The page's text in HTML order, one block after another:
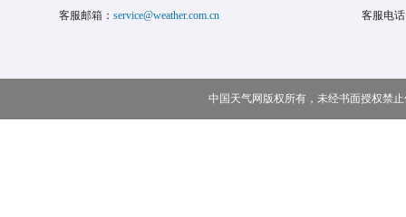
客服邮箱： service@weather.com.cn 客服电
中国天气网版权所有，未经书面授权